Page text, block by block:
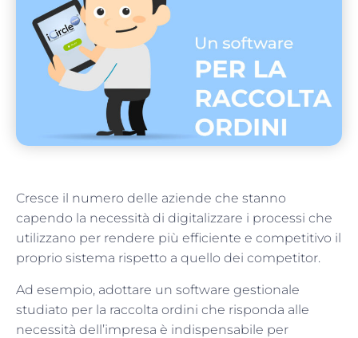
Cresce il numero delle aziende che stanno
capendo la necessità di digitalizzare i processi che
utilizzano per rendere più efficiente e competitivo il
proprio sistema rispetto a quello dei competitor.
Ad esempio, adottare un software gestionale
studiato per la raccolta ordini che risponda alle
necessità dell’impresa è indispensabile per